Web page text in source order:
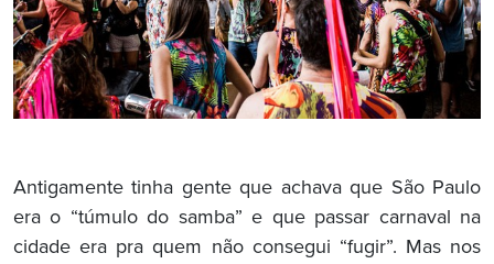
Antigamente tinha gente que achava que São Paulo
era o “túmulo do samba” e que passar carnaval na
cidade era pra quem não consegui “fugir”. Mas nos